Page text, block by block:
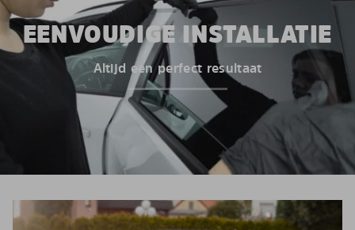
EENVOUDIGE INSTALLATIE
Altijd een perfect resultaat